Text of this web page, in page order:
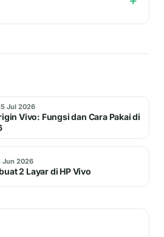
Jul 2026
Vivo: Fungsi dan Cara Pakai di
Jun 2026
2 Layar di HP Vivo